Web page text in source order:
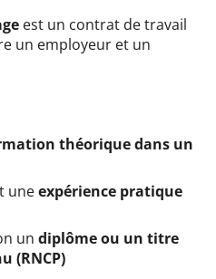
est un contrat de travail
un employeur et un
théoriquedans un
uneexpérience pratique
un diplôme ou un titre
(RNCP)